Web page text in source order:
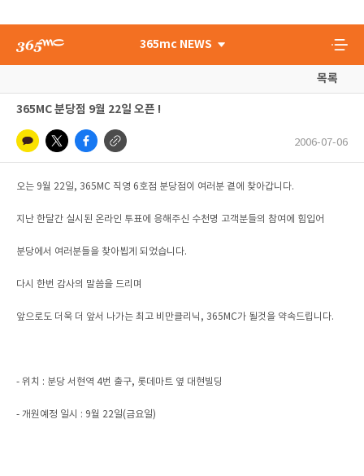
365mc NEWS
목록
365MC 분당점 9월 22일 오픈 !
2006-07-06
오는 9월 22일, 365MC 직영 6호점 분당점이 여러분 곁에 찾아갑니다.
지난 한달간 실시된 온라인 투표에 응해주신 수천명 고객분들의 참여에 힘입어
분당에서 여러분들을 찾아뵙게 되었습니다.
다시 한번 감사의 말씀을 드리며
앞으로도 더욱 더 앞서 나가는 최고 비만클리닉, 365MC가 될것을 약속드립니다.
- 위치 : 분당 서현역 4번 출구, 롯데마트 옆 대현빌딩
- 개원예정 일시 : 9월 22일(금요일)